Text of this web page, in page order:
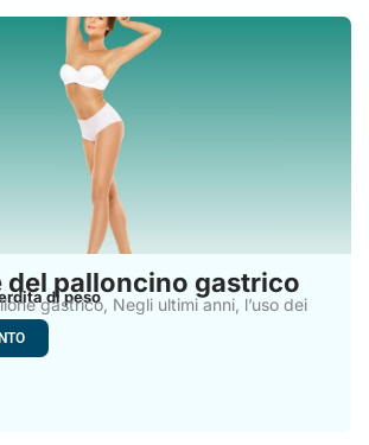
del palloncino gastrico
di peso
gastrico, Negli ultimi anni, l’uso dei